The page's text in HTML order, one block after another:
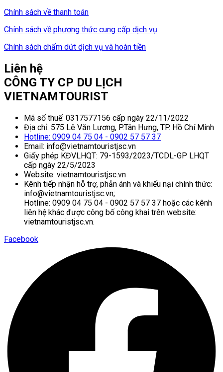
Chính sách về thanh toán
Chính sách về phương thức cung cấp dịch vụ
Chính sách chấm dứt dịch vụ và hoàn tiền
Liên hệ
CÔNG TY CP DU LỊCH
VIETNAMTOURIST
Mã số thuế: 0317577156 cấp ngày 22/11/2022
Địa chỉ: 575 Lê Văn Lương, P.Tân Hưng, TP. Hồ Chí Minh
Hotline: 0909 04 75 04 - 0902 57 57 37
Email: info@vietnamtouristjsc.vn
Giấy phép KĐVLHQT: 79-1593/2023/TCDL-GP LHQT
cấp ngày 22/5/2023
Website: vietnamtouristjsc.vn
Kênh tiếp nhận hỗ trợ, phản ánh và khiếu nại chính thức:
info@vietnamtouristjsc.vn;
Hotline: 0909 04 75 04 - 0902 57 57 37 hoặc các kênh
liên hệ khác được công bố công khai trên website:
vietnamtouristjsc.vn.
Facebook